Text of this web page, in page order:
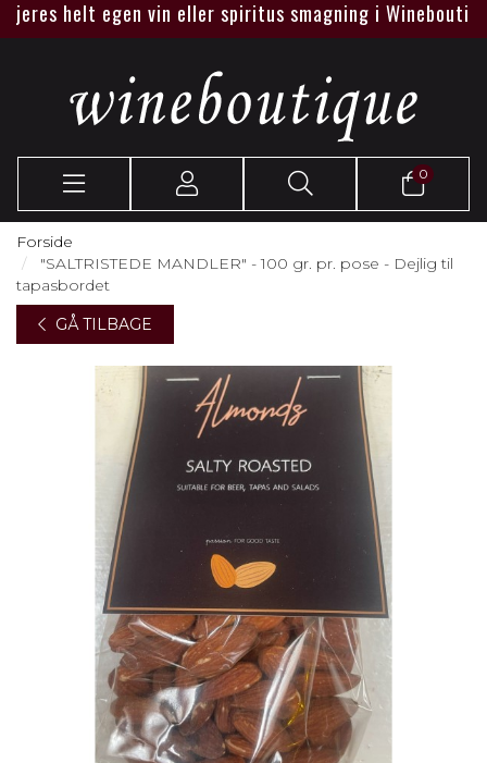
helt egen vin eller spiritus smagning i Wineboutique
0
Forside
"SALTRISTEDE MANDLER" - 100 gr. pr. pose - Dejlig til
tapasbordet
GÅ TILBAGE